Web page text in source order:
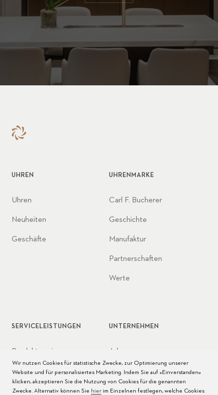
UHREN
Uhren
Neuheiten
Geschäfte
UHRENMARKE
Carl F. Bucherer
Geschichte
Manufaktur
Partnerschaften
Werte
SERVICELEISTUNGEN
Produktservice
Pflege der Uhr
Bedienungsanleitungen
UNTERNEHMEN
Jobs
Presse
Kontakt
Wir nutzen Cookies für statistische Zwecke, zur Optimierung unserer
Website und für personalisiertes Marketing. Indem Sie auf «Einverstanden»
klicken, akzeptieren Sie die Nutzung von Cookies für die genannten
Zwecke. Alternativ können Sie hierim Einzelnen festlegen, welche Cookies